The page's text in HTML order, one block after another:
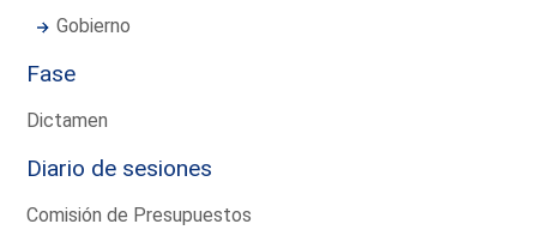
Gobierno
Fase
Dictamen
Diario de sesiones
Comisión de Presupuestos